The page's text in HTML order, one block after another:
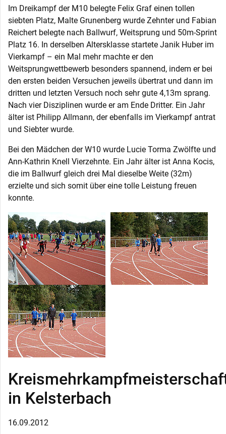
Im Dreikampf der M10 belegte Felix Graf einen tollen
siebten Platz, Malte Grunenberg wurde Zehnter und Fabian
Reichert belegte nach Ballwurf, Weitsprung und 50m-Sprint
Platz 16. In derselben Altersklasse startete Janik Huber im
Vierkampf – ein Mal mehr machte er den
Weitsprungwettbewerb besonders spannend, indem er bei
den ersten beiden Versuchen jeweils übertrat und dann im
dritten und letzten Versuch noch sehr gute 4,13m sprang.
Nach vier Disziplinen wurde er am Ende Dritter. Ein Jahr
älter ist Philipp Allmann, der ebenfalls im Vierkampf antrat
und Siebter wurde.
Bei den Mädchen der W10 wurde Lucie Torma Zwölfte und
Ann-Kathrin Knell Vierzehnte. Ein Jahr älter ist Anna Kocis,
die im Ballwurf gleich drei Mal dieselbe Weite (32m)
erzielte und sich somit über eine tolle Leistung freuen
konnte.
in Kelsterbach
16.09.2012